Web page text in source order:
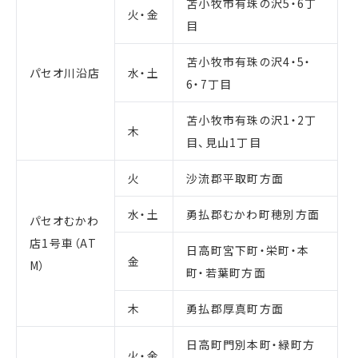
パセオ川沿店
火・金
苫小牧市有珠の沢5・6丁
目
水・土
苫小牧市有珠の沢4・5・
6・7丁目
木
苫小牧市有珠の沢1・2丁
目、見山1丁目
パセオむかわ
店1号車（AT
M）
火 沙流郡平取町方面
水・土 勇払郡むかわ町穂別方面
金
日高町宮下町・栄町・本
町・若葉町方面
木 勇払郡厚真町方面
日高町門別本町・緑町方